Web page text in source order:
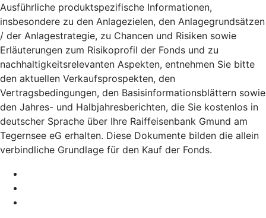
Ausführliche produktspezifische Informationen,
insbesondere zu den Anlagezielen, den Anlagegrundsätzen
/ der Anlagestrategie, zu Chancen und Risiken sowie
Erläuterungen zum Risikoprofil der Fonds und zu
nachhaltigkeitsrelevanten Aspekten, entnehmen Sie bitte
den aktuellen Verkaufsprospekten, den
Vertragsbedingungen, den Basisinformationsblättern sowie
den Jahres- und Halbjahresberichten, die Sie kostenlos in
deutscher Sprache über Ihre Raiffeisenbank Gmund am
Tegernsee eG erhalten. Diese Dokumente bilden die allein
verbindliche Grundlage für den Kauf der Fonds.